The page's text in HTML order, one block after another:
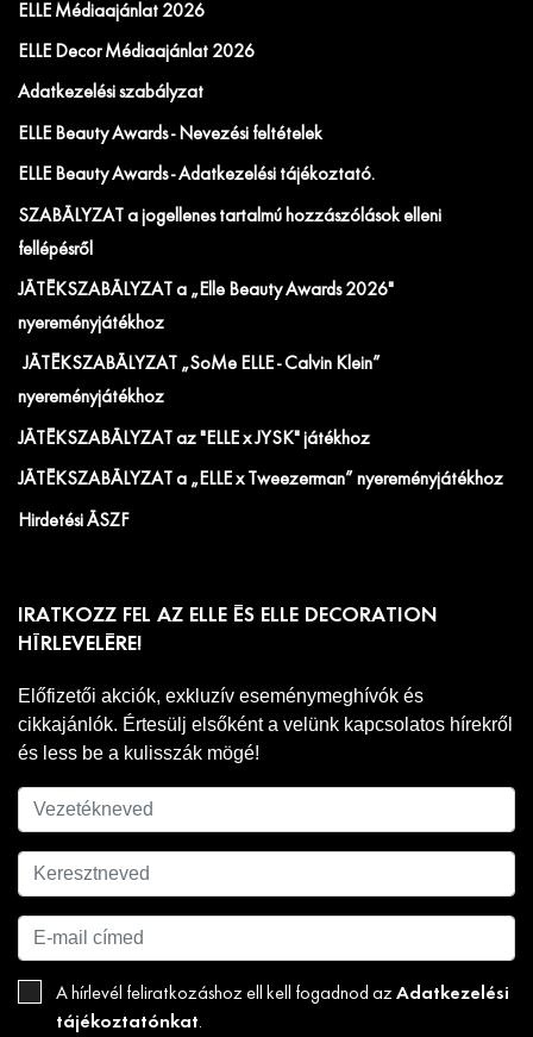
ELLE Médiaajánlat 2026
ELLE Decor Médiaajánlat 2026
Adatkezelési szabályzat
ELLE Beauty Awards - Nevezési feltételek
ELLE Beauty Awards - Adatkezelési tájékoztató.
SZABÁLYZAT a jogellenes tartalmú hozzászólások elleni
fellépésről
JÁTÉKSZABÁLYZAT a „Elle Beauty Awards 2026"
nyereményjátékhoz
JÁTÉKSZABÁLYZAT „SoMe ELLE - Calvin Klein”
nyereményjátékhoz
JÁTÉKSZABÁLYZAT az "ELLE x JYSK" játékhoz
JÁTÉKSZABÁLYZAT a „ELLE x Tweezerman” nyereményjátékhoz
Hirdetési ÁSZF
IRATKOZZ FEL AZ ELLE ÉS ELLE DECORATION
HÍRLEVELÉRE!
Előfizetői akciók, exkluzív eseménymeghívók és
cikkajánlók. Értesülj elsőként a velünk kapcsolatos hírekről
és less be a kulisszák mögé!
A hírlevél feliratkozáshoz ell kell fogadnod az Adatkezelési
tájékoztatónkat.